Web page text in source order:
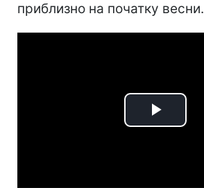
приблизно на початку весни.
Play